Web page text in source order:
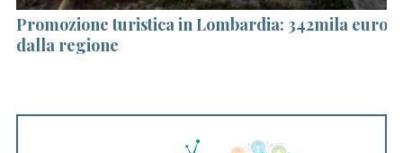
Promozione turistica in Lombardia: 342mila euro
dalla regione
a